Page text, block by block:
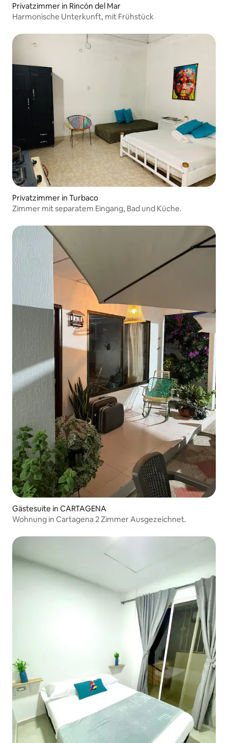
Privatzimmer in Rincón del Mar
Harmonische Unterkunft, mit Frühstück
Privatzimmer in Turbaco
Zimmer mit separatem Eingang, Bad und Küche.
Gästesuite in CARTAGENA
Wohnung in Cartagena 2 Zimmer Ausgezeichnet.